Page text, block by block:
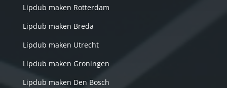
Lipdub maken Rotterdam
Lipdub maken Breda
Lipdub maken Utrecht
Lipdub maken Groningen
Lipdub maken Den Bosch